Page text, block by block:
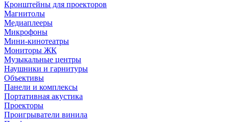
Кронштейны для проекторов
Магнитолы
Медиаплееры
Микрофоны
Мини-кинотеатры
Мониторы ЖК
Музыкальные центры
Наушники и гарнитуры
Объективы
Панели и комплексы
Портативная акустика
Проекторы
Проигрыватели винила